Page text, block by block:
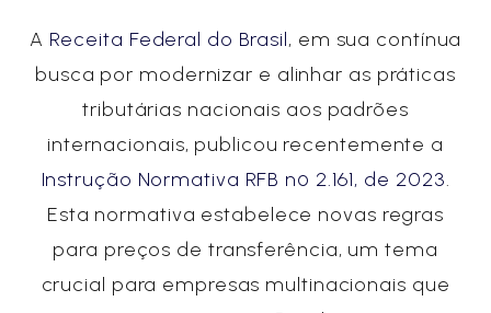
A Receita Federal do Brasil, em sua contínua
busca por modernizar e alinhar as práticas
tributárias nacionais aos padrões
internacionais, publicou recentemente a
Instrução Normativa RFB nº 2.161, de 2023.
Esta normativa estabelece novas regras
para preços de transferência, um tema
crucial para empresas multinacionais que